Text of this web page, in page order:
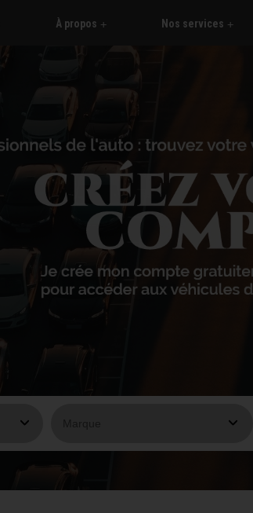
+
À propos +
Nos services